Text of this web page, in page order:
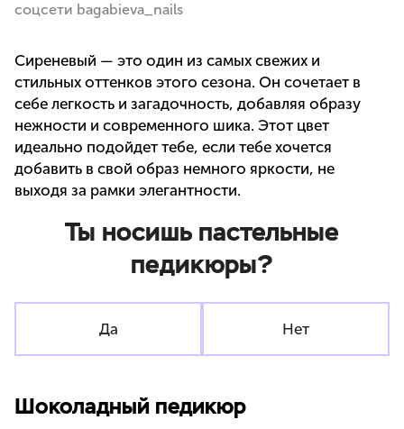
соцсети bagabieva_nails
Сиреневый — это один из самых свежих и
стильных оттенков этого сезона. Он сочетает в
себе легкость и загадочность, добавляя образу
нежности и современного шика. Этот цвет
идеально подойдет тебе, если тебе хочется
добавить в свой образ немного яркости, не
выходя за рамки элегантности.
Ты носишь пастельные
педикюры?
Да Нет
Шоколадный педикюр